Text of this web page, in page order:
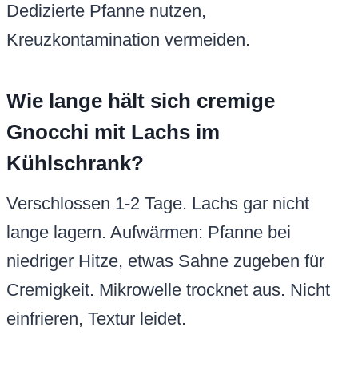
Dedizierte Pfanne nutzen,
Kreuzkontamination vermeiden.
Wie lange hält sich cremige
Gnocchi mit Lachs im
Kühlschrank?
Verschlossen 1-2 Tage. Lachs gar nicht
lange lagern. Aufwärmen: Pfanne bei
niedriger Hitze, etwas Sahne zugeben für
Cremigkeit. Mikrowelle trocknet aus. Nicht
einfrieren, Textur leidet.